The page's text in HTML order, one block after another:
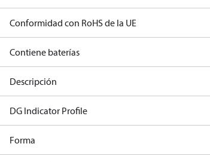
Conformidad con RoHS de la UE
Contiene baterías
Descripción
DG Indicator Profile
Forma